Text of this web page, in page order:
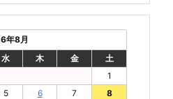
年8月
水 木 金
土
1
5 6 7
8